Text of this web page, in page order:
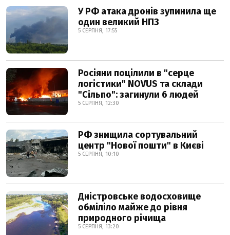
У РФ атака дронів зупинила ще
один великий НПЗ
5 СЕРПНЯ, 17:55
Росіяни поцілили в "серце
логістики" NOVUS та склади
"Сільпо": загинули 6 людей
5 СЕРПНЯ, 12:30
РФ знищила сортувальний
центр "Нової пошти" в Києві
5 СЕРПНЯ, 10:10
Дністровське водосховище
обміліло майже до рівня
природного річища
5 СЕРПНЯ, 13:20